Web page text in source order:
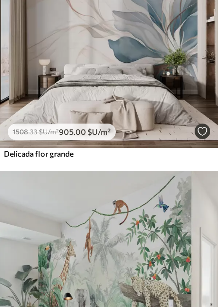
1508.33$U/m²905 .00 $U/m²
Delicada flor grande